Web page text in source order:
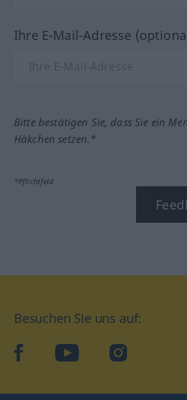
Ihre E-Mail-Adresse
Bitte bestätigen Sie, dass Sie ein
Häkchen setzen.*
*Pflichtfeld
Besuchen Sie uns auf:
facebookYouTube Instagram